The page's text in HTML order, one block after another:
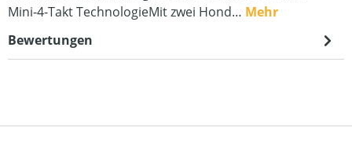
Mini-4-Takt TechnologieMit zwei Hond… Mehr
Bewertungen